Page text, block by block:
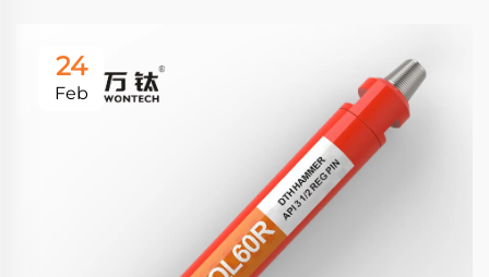
24
Feb